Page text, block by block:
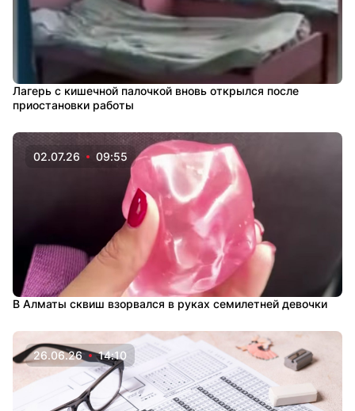
Лагерь с кишечной палочкой вновь открылся после
приостановки работы
02.07.26 09:55
В Алматы сквиш взорвался в руках семилетней девочки
26.06.26 14:10